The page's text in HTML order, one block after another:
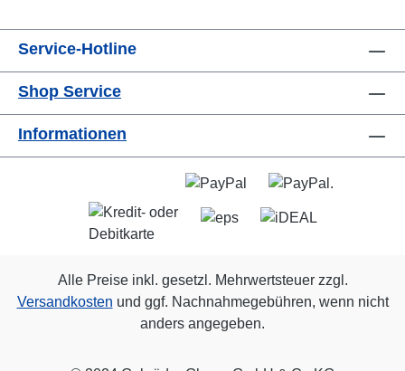
Service-Hotline
Shop Service
Informationen
Alle Preise inkl. gesetzl. Mehrwertsteuer zzgl.
Versandkosten und ggf. Nachnahmegebühren, wenn nicht
anders angegeben.